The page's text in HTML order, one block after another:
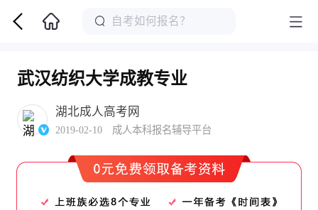
武汉纺织大学成教专业
湖北成人高考网
2019-02-10 成人本科报名辅导平台